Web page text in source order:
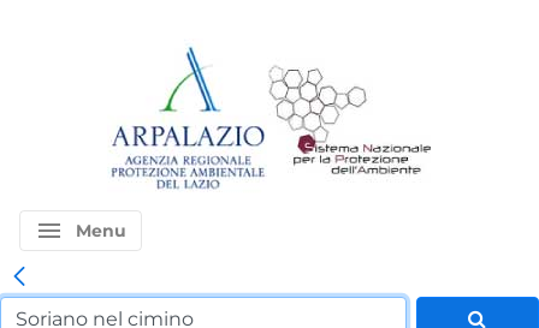
menu Menu